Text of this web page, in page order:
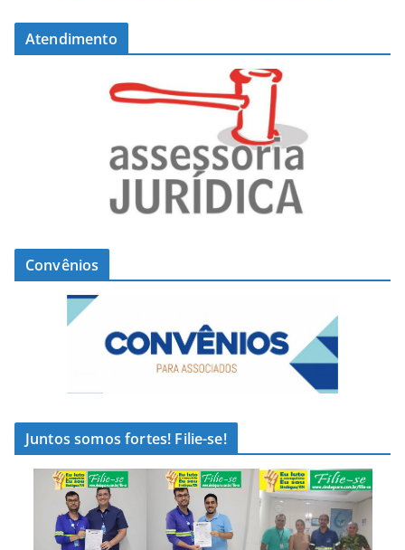
Atendimento
Convênios
Juntos somos fortes! Filie-se!